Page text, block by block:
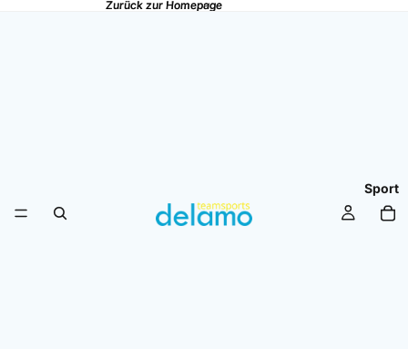
Zurück zur Homepage
Zurück zur Homepage
Sport